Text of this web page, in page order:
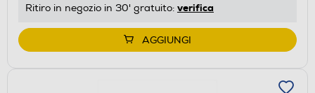
Ritiro in negozio in 30' gratuito: verifica
AGGIUNGI